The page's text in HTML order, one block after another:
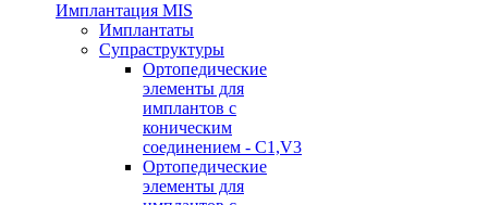
Имплантация MIS
Имплантаты
Супраструктуры
Ортопедические
элементы для
имплантов с
коническим
соединением - C1,V3
Ортопедические
элементы для